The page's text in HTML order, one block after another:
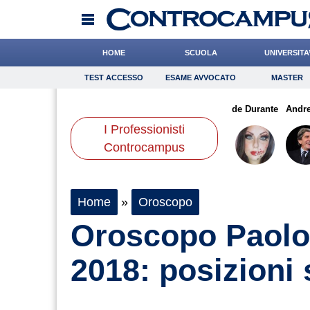
HOME SCUOLA UNIVERSITA’
TEST ACCESSO Esame Avvocato Master
Consigli
Scienze
TEST ACCESSO ESAME AVVOCATO MASTER
I Professionisti
Controcampus
de Durante
Home » Oroscopo
Oroscopo
2018: posizioni